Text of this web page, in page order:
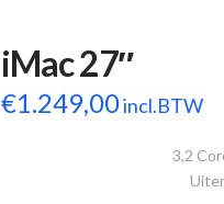
iMac 27″
€1.249,00incl.BTW
3,2